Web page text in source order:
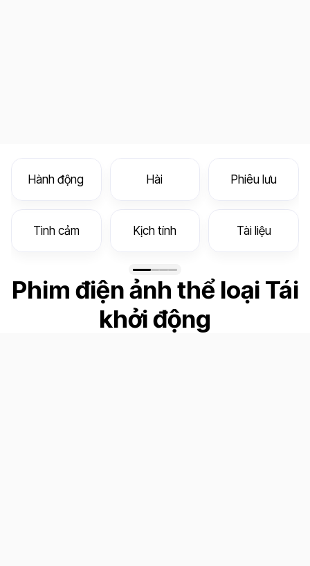
Hành động Hài Phiêu lưu
Tình cảm Kịch tính Tài liệu
Phim điện ảnh thể loại Tái
khởi động